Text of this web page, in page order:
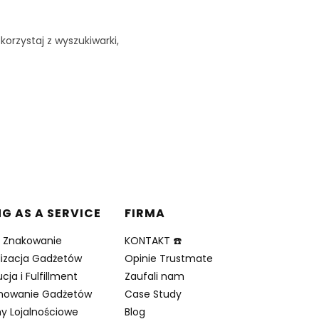
z wyszukiwarki,
AS A SERVICE
Znakowanie
Gadżetów
i Fulfillment
Gadżetów
Lojalnościowe
FIRMA
KONTAKT ☎️
Opinie Trustmate
Zaufali nam
Case Study
Blog